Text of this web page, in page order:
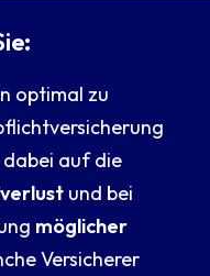
optimal zu
dabei auf die
und bei
möglicher
Versicherer